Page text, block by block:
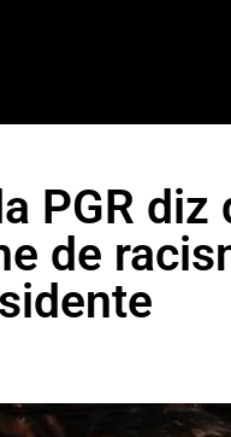
PGR diz
de